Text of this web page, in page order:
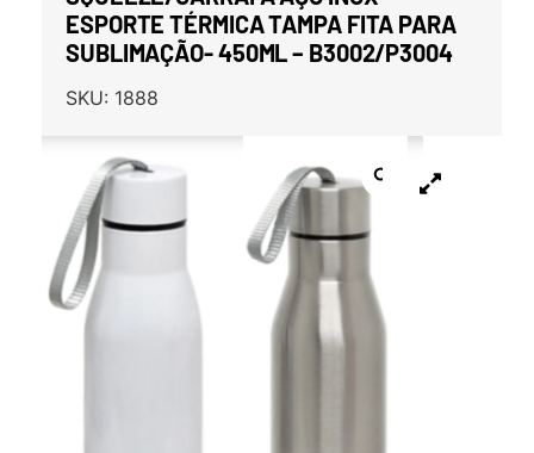
ESPORTE TÉRMICA TAMPA FITA PARA
SUBLIMAÇÃO- 450ML – B3002/P3004
SKU: 1888